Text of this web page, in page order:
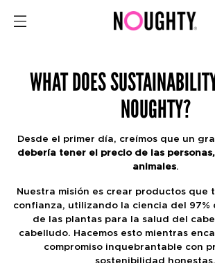
WHAT DOES
NOUGHTY?
Desde el primer día, creímos que un
debería tener el precio de las
animales.
Nuestra misión es crear productos que
confianza, utilizando la ciencia del
de las plantas para la salud del
cabelludo. Hacemos esto mientras
compromiso inquebrantable con
sostenibilidad honestas.